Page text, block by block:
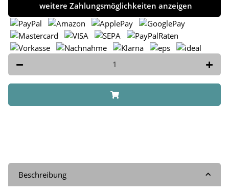
weitere Zahlungsmöglichkeiten anzeigen
Beschreibung